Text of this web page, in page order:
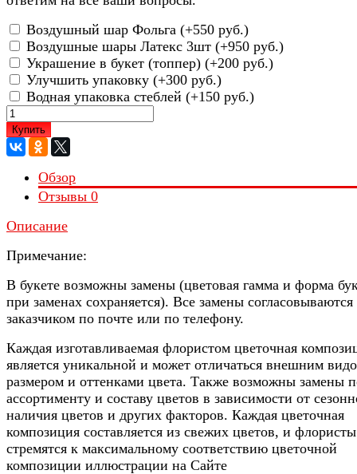
Воздушный шар Фольга (+550 руб.)
Воздушные шары Латекс 3шт (+950 руб.)
Украшение в букет (топпер) (+200 руб.)
Улучшить упаковку (+300 руб.)
Водная упаковка стеблей (+150 руб.)
Купить
Обзор
Отзывы 0
Описание
Примечание:
В букете возможны замены (цветовая гамма и форма
при заменах сохраняется). Все замены согласовываются
заказчиком по почте или по телефону.
Каждая изготавливаемая флористом цветочная
является уникальной и может отличаться внешним
размером и оттенками цвета. Также возможны замены
ассортименту и составу цветов в зависимости от
наличия цветов и других факторов. Каждая цветочная
композиция составляется из свежих цветов, и флористы
стремятся к максимальному соответствию цветочной
композиции иллюстрации на Сайте